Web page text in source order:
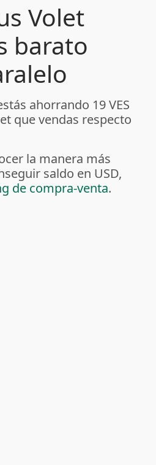
Volet
barato
ahorrando 19 VES
que vendas respecto
la manera más
saldo en USD,
de compra-venta.